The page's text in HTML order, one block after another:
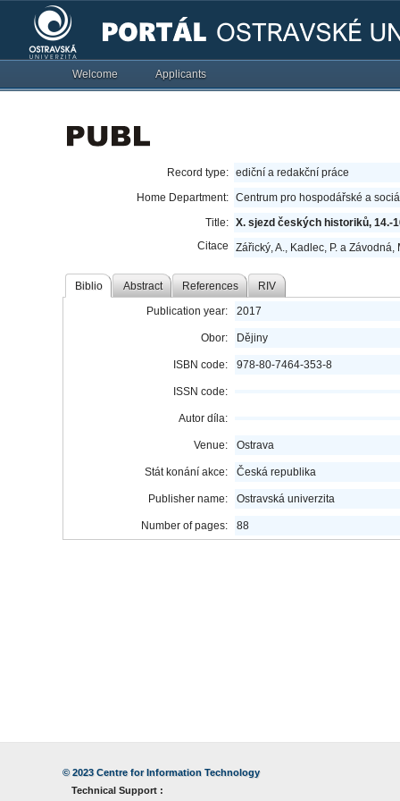
Welcome Applicants
Record type: ediční a redakční práce
Home Department: Centrum pro hospodářské a
Title: X. sjezd českých historiků, 14.-
Citace
Zářický, A., Kadlec, P. a
Biblio Abstract References RIV
Publication year: 2017
Obor: Dějiny
ISBN code: 978-80-7464-353-8
ISSN code:
Autor díla:
Venue: Ostrava
Stát konání akce: Česká republika
Publisher name: Ostravská univerzita
Number of pages: 88
© 2023 Centre for Information Technology
Technical Support :